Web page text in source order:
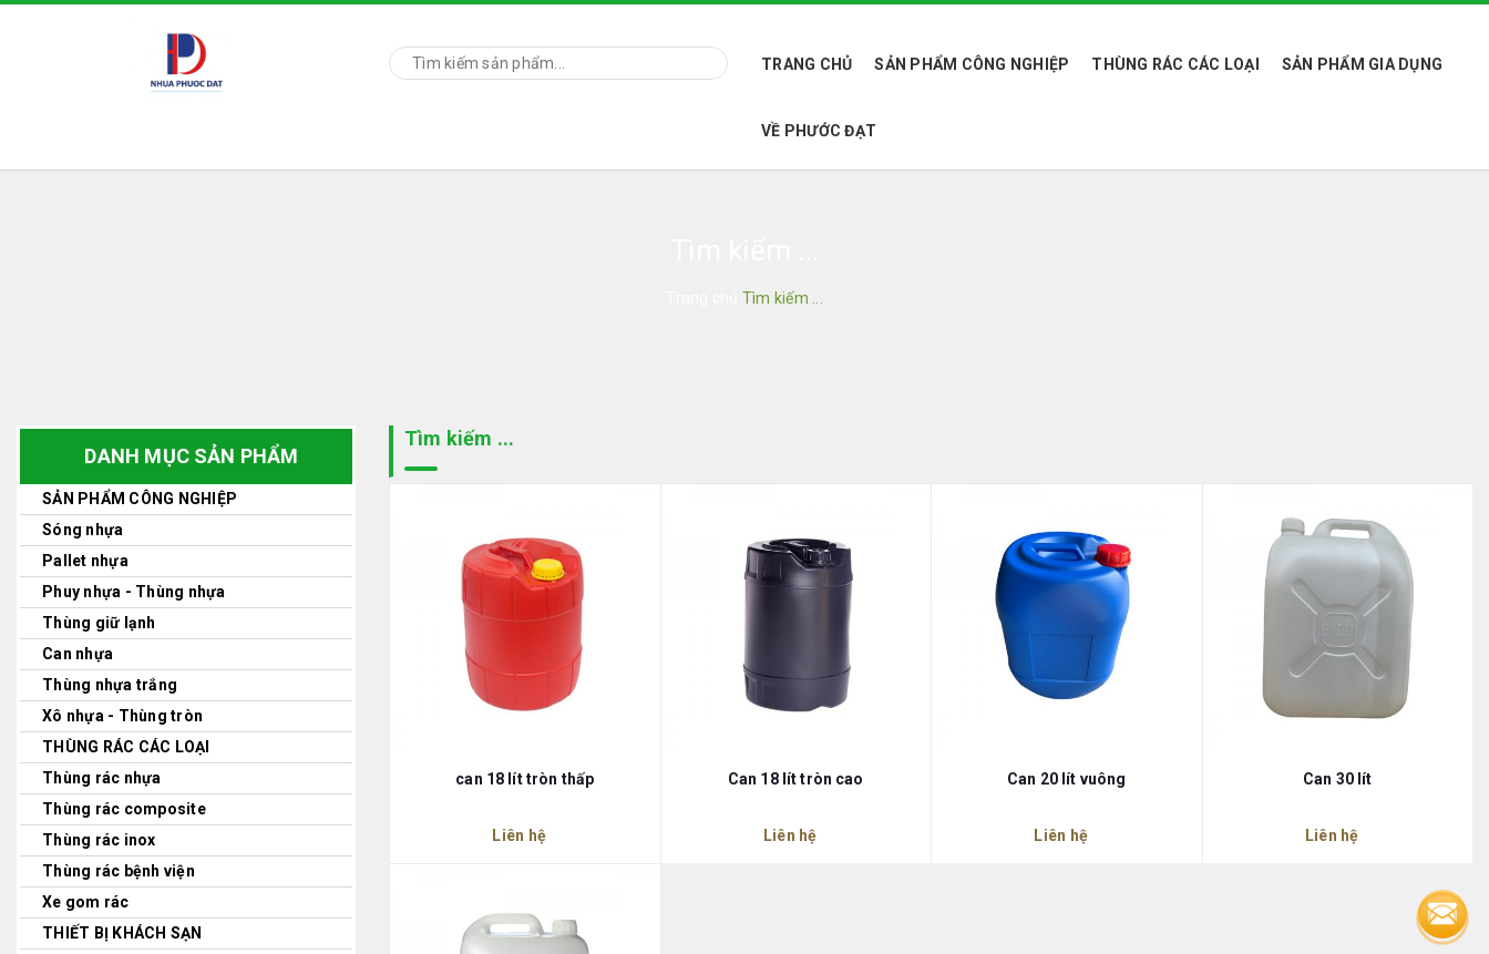
TRANG CHỦ SẢN PHẨM CÔNG NGHIỆP THÙNG RÁC CÁC LOẠI SẢN PHẨM GIA DỤNG
VỀ PHƯỚC ĐẠT
Tìm kiếm ...
Tìm kiếm ...
can 18 lít tròn thấp
Liên hệ
Can 18 lít tròn cao
Liên hệ
Can 20 lít vuông
Liên hệ
Can 30 lít
Liên hệ
DANH MỤC SẢN PHẨM
SẢN PHẨM CÔNG NGHIỆP
Sóng nhựa
Pallet nhựa
Phuy nhựa - Thùng nhựa
Thùng giữ lạnh
Can nhựa
Thùng nhựa trắng
Xô nhựa - Thùng tròn
THÙNG RÁC CÁC LOẠI
Thùng rác nhựa
Thùng rác composite
Thùng rác inox
Thùng rác bệnh viện
Xe gom rác
THIẾT BỊ KHÁCH SẠN